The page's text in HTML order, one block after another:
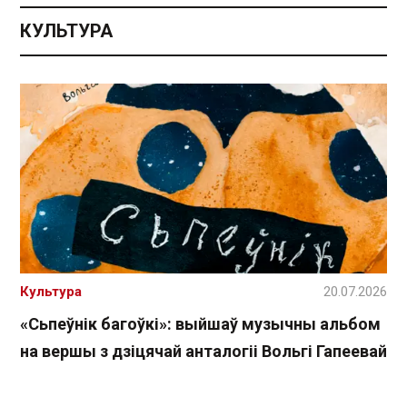
КУЛЬТУРА
«Сьпеўнік багоўкі»: выйшаў музычны альбом
на вершы з дзіцячай анталогіі Вольгі Гапеевай
Культура 20.07.2026